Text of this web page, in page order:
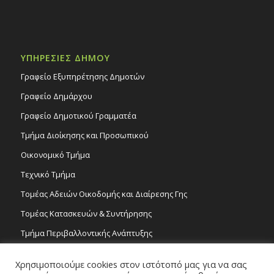
ΥΠΗΡΕΣΙΕΣ ΔΗΜΟΥ
Γραφείο Εξυπηρέτησης Δημοτών
Γραφείο Δημάρχου
Γραφείο Δημοτικού Γραμματέα
Τμήμα Διοίκησης και Προσωπικού
Οικονομικό Τμήμα
Τεχνικό Τμήμα
Τομέας Αδειών Οικοδομής και Διαίρεσης Γης
Τομέας Κατασκευών & Συντήρησης
Τμήμα Περιβαλλοντικής Ανάπτυξης
Χρησιμοποιούμε cookies στον ιστότοπό μας για να σας